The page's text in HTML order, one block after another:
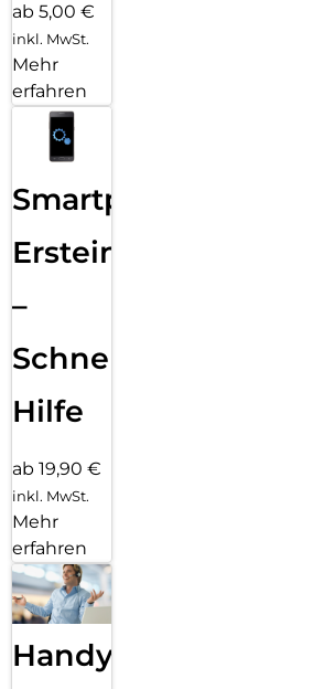
ab 5,00 €
inkl. MwSt.
Mehr
erfahren
Smartphone
Ersteinrichtung
–
Schnelle
Hilfe
ab 19,90 €
inkl. MwSt.
Mehr
erfahren
Handy